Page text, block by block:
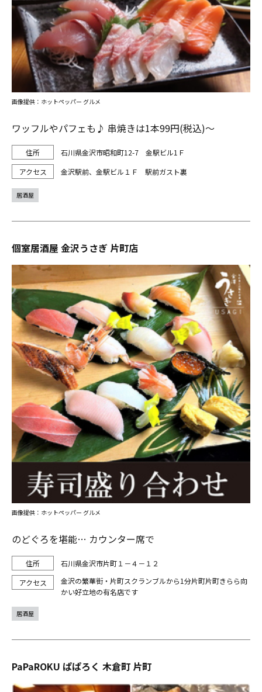
ワッフルやパフェも♪ 串焼きは1本99円(税込)～
石川県金沢市昭和町12-7 金駅ビル1Ｆ
金沢駅前、金駅ビル１Ｆ 駅前ガスト裏
画像提供：ホットペッパー グルメ
居酒屋
個室居酒屋 金沢うさぎ 片町店
のどぐろを堪能… カウンター席で
石川県金沢市片町１－４－１２
金沢の繁華街・片町スクランブルから1分片町片町きらら向
かい好立地の有名店です
画像提供：ホットペッパー グルメ
居酒屋
PaPaROKU ぱぱろく 木倉町 片町